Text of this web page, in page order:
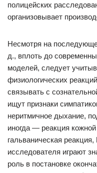
полицейских
организовывает
Несмотря на
д., вплоть до
моделей, следует
физиологических
связывать с
ищут признаки
неритмичное дыхание,
иногда — реакция
гальваническая
исследователя играют
роль в постановке